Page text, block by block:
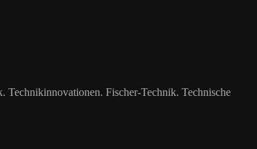
Fischer-Technik. Technische